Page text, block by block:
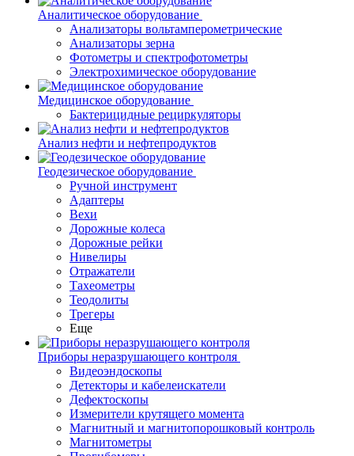
Аналитическое оборудование
Анализаторы вольтамперометрические
Анализаторы зерна
Фотометры и спектрофотометры
Электрохимическое оборудование
Медицинское оборудование
Бактерицидные рециркуляторы
Анализ нефти и нефтепродуктов
Геодезическое оборудование
Ручной инструмент
Адаптеры
Вехи
Дорожные колеса
Дорожные рейки
Нивелиры
Отражатели
Тахеометры
Теодолиты
Трегеры
Еще
Приборы неразрушающего контроля
Видеоэндоскопы
Детекторы и кабелеискатели
Дефектоскопы
Измерители крутящего момента
Магнитный и магнитопорошковый контроль
Магнитометры